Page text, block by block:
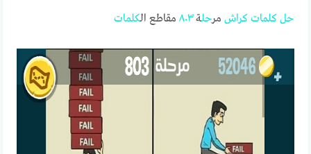
حل كلمات كراش مرحلة٨٠٣ مقاطع الكلمات